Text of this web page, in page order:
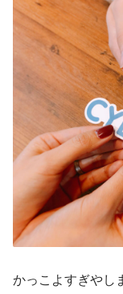
かっこよすぎやし